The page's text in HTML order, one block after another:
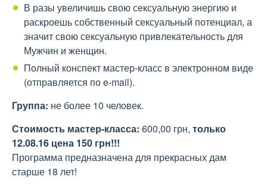
В разы увеличишь свою сексуальную энергию и
раскроешь собственный сексуальный потенциал, а
значит свою сексуальную привлекательность для
Мужчин и женщин.
Полный конспект мастер-класс в электронном виде
(отправляется по e-mail).
Группа: не более 10 человек.
Стоимость мастер-класса: 600,00 грн, только
12.08.16 цена 150 грн!!!
Программа предназначена для прекрасных дам
старше 18 лет!